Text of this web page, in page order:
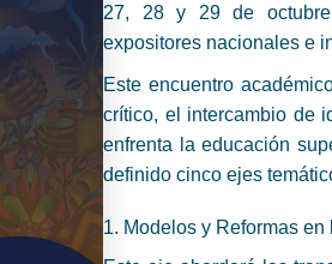
27, 28 y 29 de
expositores nacionales e
Este encuentro
crítico, el intercambio de
enfrenta la educación
definido cinco ejes
1. Modelos y Reformas